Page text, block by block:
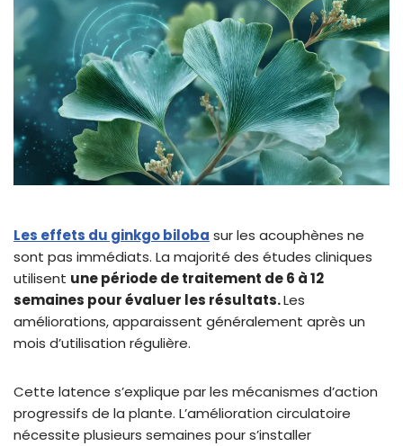
Les effets du ginkgo biloba sur les acouphènes ne
sont pas immédiats. La majorité des études cliniques
utilisent une période de traitement de 6 à 12
semaines pour évaluer les résultats.Les
améliorations, apparaissent généralement après un
mois d’utilisation régulière.
Cette latence s’explique par les mécanismes d’action
progressifs de la plante. L’amélioration circulatoire
nécessite plusieurs semaines pour s’installer